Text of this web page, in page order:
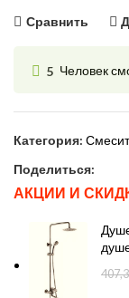
Сравнить
5 Человек
Категория:
Поделиться:
АКЦИИ И